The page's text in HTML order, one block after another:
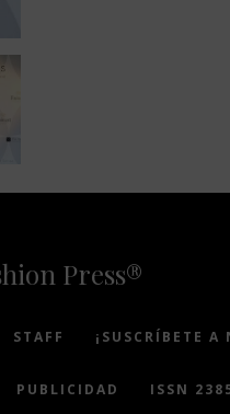
Press®
STAFF ¡SUSCRÍBETE
PUBLICIDAD ISSN